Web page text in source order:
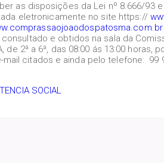
as disposições da Lei nº 8.666/93
eletronicamente no site https://
e obtidos na sala da
2ª a 6ª, das 08:00 ás 13:00
citados e ainda pelo telefone: 99
SOCIAL